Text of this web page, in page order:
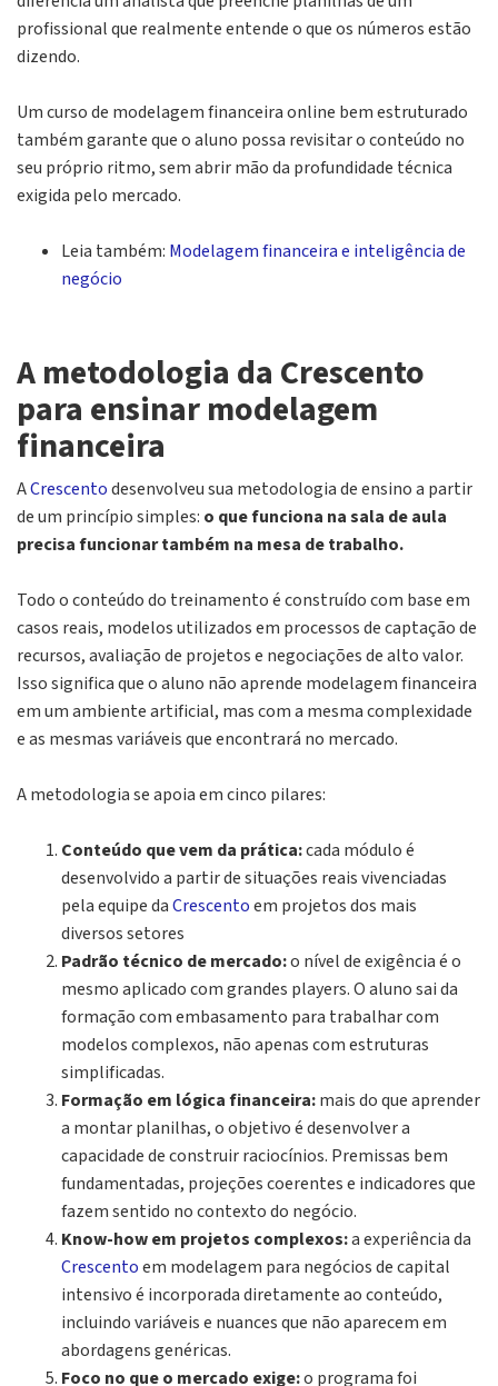
profissional que realmente entende o que os números estão
dizendo.
Um curso de modelagem financeira online bem estruturado
também garante que o aluno possa revisitar o conteúdo no
seu próprio ritmo, sem abrir mão da profundidade técnica
exigida pelo mercado.
Leia também: Modelagem financeira e inteligência de
negócio
A metodologia da Crescento
para ensinar modelagem
financeira
ACrescentodesenvolveu sua metodologia de ensino a partir
de um princípio simples: o que funciona na sala de aula
precisa funcionar também na mesa de trabalho.
Todo o conteúdo do treinamento é construído com base em
casos reais, modelos utilizados em processos de captação de
recursos, avaliação de projetos e negociações de alto valor.
Isso significa que o aluno não aprende modelagem financeira
em um ambiente artificial, mas com a mesma complexidade
e as mesmas variáveis que encontrará no mercado.
A metodologia se apoia em cinco pilares:
Conteúdo que vem da prática:cada módulo é
desenvolvido a partir de situações reais vivenciadas
pela equipe daCrescentoem projetos dos mais
diversos setores
Padrão técnico de mercado:o nível de exigência é o
mesmo aplicado com grandes players. O aluno sai da
formação com embasamento para trabalhar com
modelos complexos, não apenas com estruturas
simplificadas.
Formação em lógica financeira:mais do que aprender
a montar planilhas, o objetivo é desenvolver a
capacidade de construir raciocínios. Premissas bem
fundamentadas, projeções coerentes e indicadores que
fazem sentido no contexto do negócio.
Know-how em projetos complexos:a experiência da
Crescentoem modelagem para negócios de capital
intensivo é incorporada diretamente ao conteúdo,
incluindo variáveis e nuances que não aparecem em
abordagens genéricas.
Foco no que o mercado exige:o programa foi